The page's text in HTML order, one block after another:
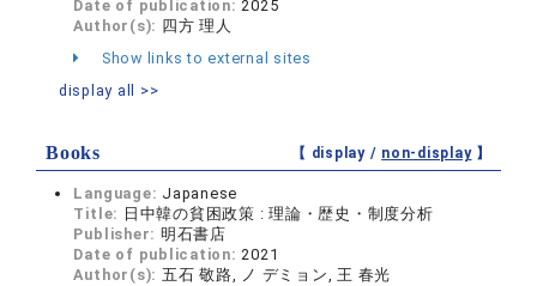
Date of publication:2025
Author(s): 四方 理人
Show links to external sites
display all >>
Books 【 display / non-display】
Language: Japanese
Title: 日中韓の貧困政策 : 理論・歴史・制度分析
Publisher: 明石書店
Date of publication:2021
Author(s): 五石 敬路, ノ デミョン, 王 春光